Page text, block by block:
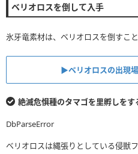
ベリオロスを倒して入手
氷牙竜素材は、ベリオロスを倒すこ
▶︎ベリオロスの出現
絶滅危惧種のタマゴを里孵しをす
DbParseError
ベリオロスは縄張りとしている侵獣